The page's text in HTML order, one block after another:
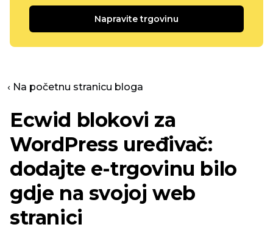
Napravite trgovinu
‹ Na početnu stranicu bloga
Ecwid blokovi za
WordPress uređivač:
dodajte e-trgovinu bilo
gdje na svojoj web
stranici